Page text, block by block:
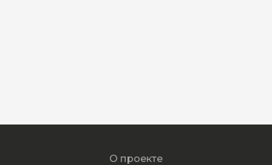
О проекте